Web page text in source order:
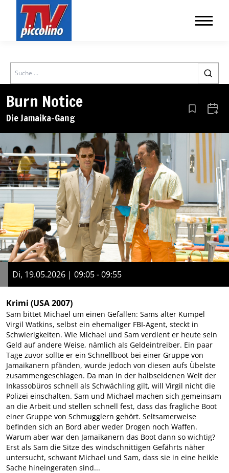
Search
Burn Notice
Die Jamaika-Gang Aus den
Di, 19.05.2026 | 09:05 - 09:55
Krimi (USA 2007)
Sam bittet Michael um einen Gefallen: Sams alter Kumpel
Virgil Watkins, selbst ein ehemaliger FBI-Agent, steckt in
Schwierigkeiten. Wie Michael und Sam verdient er heute sein
Geld auf andere Weise, nämlich als Geldeintreiber. Ein paar
Tage zuvor sollte er ein Schnellboot bei einer Gruppe von
Jamaikanern pfänden, wurde jedoch von diesen aufs Übelste
zusammengeschlagen. Da man in der halbseidenen Welt der
Inkassobüros schnell als Schwächling gilt, will Virgil nicht die
Polizei einschalten. Sam und Michael machen sich gemeinsam
an die Arbeit und stellen schnell fest, dass das fragliche Boot
einer Gruppe von Schmugglern gehört. Seltsamerweise
befinden sich an Bord aber weder Drogen noch Waffen.
Warum aber war den Jamaikanern das Boot dann so wichtig?
Erst als Sam die Sitze des windschnittigen Gefährts näher
untersucht, schwant Michael und Sam, dass sie in eine heikle
Sache hineingeraten sind...